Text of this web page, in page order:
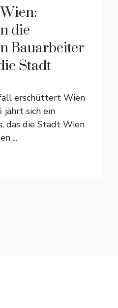
die
Bauarbeiter
Stadt
erschüttert Wien
jährt sich ein
das die Stadt Wien
...